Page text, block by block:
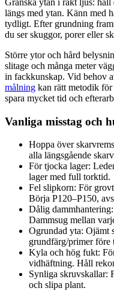
längs med ytan. Känn med
tydligt. Efter grundning
du ser skuggor, porer eller
Större ytor och hård
slitage och många meter
in fackkunskap. Vid behov
målning kan rätt metodik
spara mycket tid och
Vanliga misstag och
Hoppa över
alla längsgående
För tjocka lager:
lager med full torktid.
Fel slipkorn: För
Börja P120–P150,
Dålig
Dammsug mellan
Ogrundad yta: Ojämt
grundfärg/primer före
Kyla och hög fukt:
vidhäftning. Håll
Synliga skruvskallar:
och slipa plant.